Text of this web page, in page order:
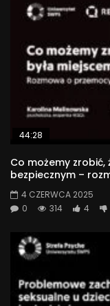
Wykład odbył się
wydarzeniu:
psyche/
2019
#Schizofrenia
12 012
44:28
Co możemy zrobić,
bezpiecznym –
4 CZERWCA 2025
0
314 4